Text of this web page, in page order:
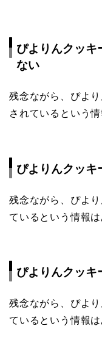
ぴよりんクッキ
ない
残念ながら、ぴよ
されているという
ぴよりんクッキ
残念ながら、ぴよ
ているという情報
ぴよりんクッキ
残念ながら、ぴよ
ているという情報